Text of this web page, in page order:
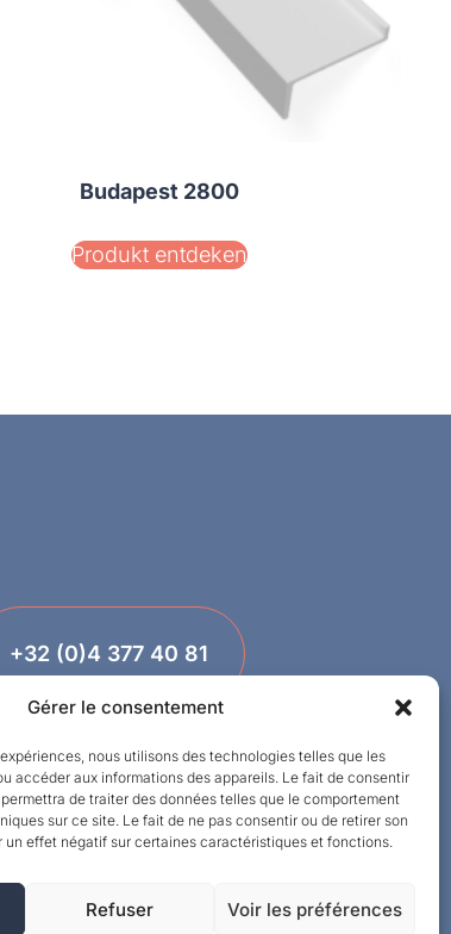
Gérer le consentement
nous utilisons des technologies telles que les
accéder aux informations des appareils. Le fait de consentir
de traiter des données telles que le comportement
sur ce site. Le fait de ne pas consentir ou de retirer son
effet négatif sur certaines caractéristiques et fonctions.
Refuser Voir les préférences
Budapest 2800
Produkt entdeken
+32 (0)4 377 40 81